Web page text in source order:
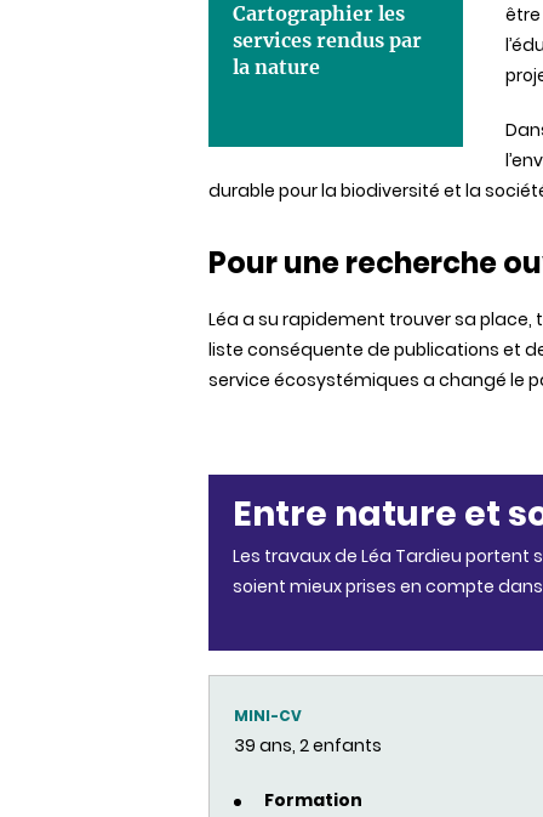
Cartographier les
services rendus par
la nature
durable pour la biodiversité et la
Pour une recherche
Léa a su rapidement trouver sa place,
liste conséquente de publications et
service écosystémiques a changé le
Entre nature et
Les travaux de Léa Tardieu portent
soient mieux prises en compte
MINI-CV
39 ans, 2 enfants
Formation